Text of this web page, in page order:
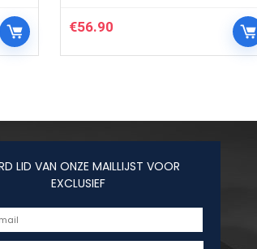
€56.90
LID VAN ONZE MAILLIJST VOOR
EXCLUSIEF